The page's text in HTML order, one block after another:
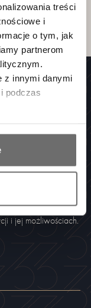
treści
i
o tym, jak
partnerom
z innymi danymi
podczas
oferty handlowej
właściwych
się
8 do 17
i jej możliwościach.